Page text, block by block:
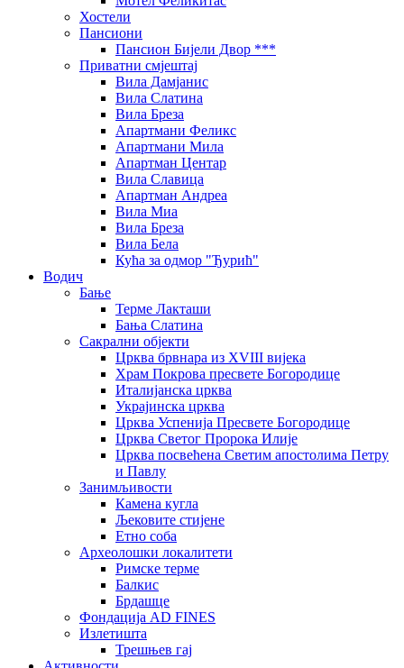
Хостели
Пансиони
Пансион Бијели Двор ***
Приватни смјештај
Вила Дамјанис
Вила Слатина
Вила Бреза
Апартмани Феликс
Апартмани Мила
Апартман Центар
Вила Славица
Апартман Андреа
Вила Миа
Вила Бреза
Вила Бела
Кућа за одмор "Ђурић"
Водич
Бање
Терме Лакташи
Бања Слатина
Сакрални објекти
Црква брвнара из XVIII вијека
Храм Покрова пресвете Богородице
Италијанска црква
Украјинска црква
Црква Успенија Пресвете Богородице
Црква Светог Пророка Илије
Црква посвећена Светим апостолима Петру
и Павлу
Занимљивости
Камена кугла
Љековите стијене
Етно соба
Археолошки локалитети
Римске терме
Балкис
Брдашце
Фондација AD FINES
Излетишта
Трешњев гај